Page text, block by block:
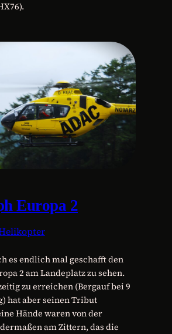
Europa 2
es endlich mal geschafft den
2 am Landeplatz zu sehen.
zu erreichen (Bergauf bei 9
hat aber seinen Tribut
Hände waren von der
am Zittern, das die